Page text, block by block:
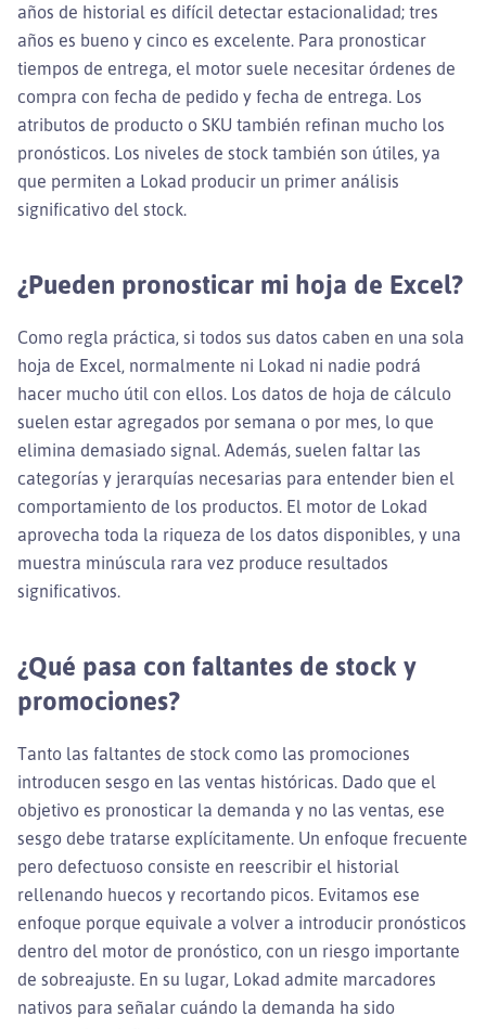
años de historial es difícil detectar estacionalidad; tres
años es bueno y cinco es excelente. Para pronosticar
tiempos de entrega, el motor suele necesitar órdenes de
compra con fecha de pedido y fecha de entrega. Los
atributos de producto o SKU también refinan mucho los
pronósticos. Los niveles de stock también son útiles, ya
que permiten a Lokad producir un primer análisis
significativo del stock.
¿Pueden pronosticar mi hoja de Excel?
Como regla práctica, si todos sus datos caben en una sola
hoja de Excel, normalmente ni Lokad ni nadie podrá
hacer mucho útil con ellos. Los datos de hoja de cálculo
suelen estar agregados por semana o por mes, lo que
elimina demasiado signal. Además, suelen faltar las
categorías y jerarquías necesarias para entender bien el
comportamiento de los productos. El motor de Lokad
aprovecha toda la riqueza de los datos disponibles, y una
muestra minúscula rara vez produce resultados
significativos.
¿Qué pasa con faltantes de stock y
promociones?
Tanto las faltantes de stock como las promociones
introducen sesgo en las ventas históricas. Dado que el
objetivo es pronosticar la demanda y no las ventas, ese
sesgo debe tratarse explícitamente. Un enfoque frecuente
pero defectuoso consiste en reescribir el historial
rellenando huecos y recortando picos. Evitamos ese
enfoque porque equivale a volver a introducir pronósticos
dentro del motor de pronóstico, con un riesgo importante
de sobreajuste. En su lugar, Lokad admite marcadores
nativos para señalar cuándo la demanda ha sido